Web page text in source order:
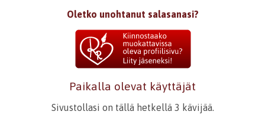
Oletko unohtanut salasanasi?
Paikalla olevat käyttäjät
Sivustollasi on tällä hetkellä 3 kävijää.